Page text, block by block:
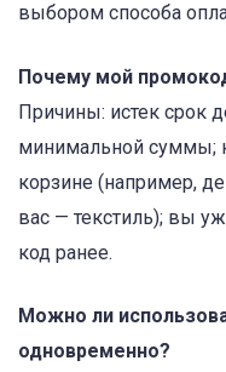
выбором способа
Почему мой
Причины: истек срок
минимальной суммы;
корзине (например,
вас — текстиль); вы
код ранее.
Можно ли
одновременно?